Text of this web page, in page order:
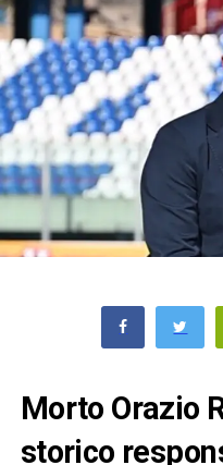
Morto Orazio
storico